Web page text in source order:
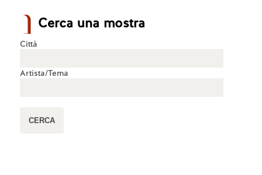
Cerca una mostra
Città
Artista/Tema